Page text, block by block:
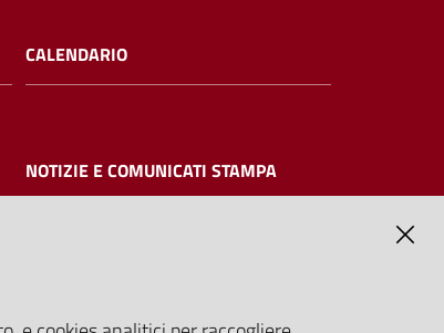
CALENDARIO
NOTIZIE E COMUNICATI STAMPA